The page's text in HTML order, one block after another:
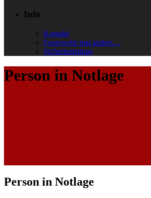
Info
Kontakt
Feuerwehr mal anders…
Sicherheitstipps
Person in Notlage
Person in Notlage